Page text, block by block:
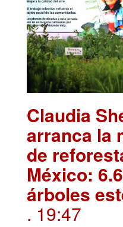
Claudia
arranca la
de
México:
árboles
. 19:47